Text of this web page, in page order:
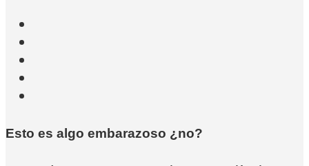
Esto es algo embarazoso ¿no?